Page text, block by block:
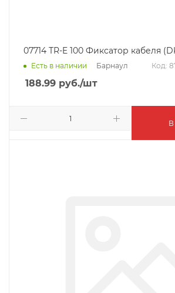
07714 TR-E 100 Фиксатор кабеля
Есть в наличии Барнаул Код:
188.99 руб./шт